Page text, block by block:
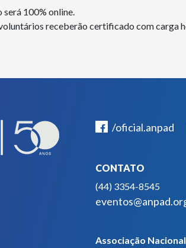
100% online.
receberão certificado com carga
/oficial.anpad
CONTATO
(44) 3354-8545
Associação